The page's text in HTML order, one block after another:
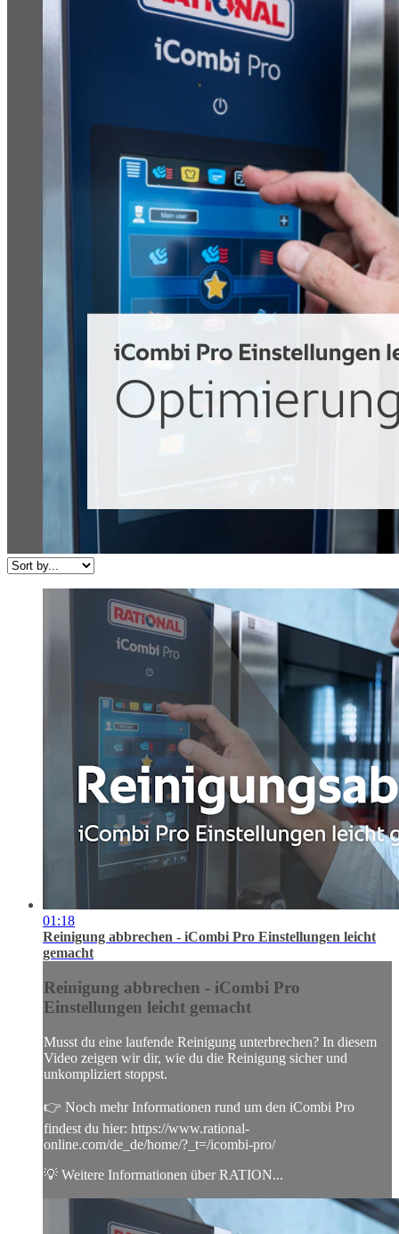
01:18
Reinigung abbrechen - iCombi Pro Einstellungen leicht
gemacht
Reinigung abbrechen - iCombi Pro
Einstellungen leicht gemacht
Musst du eine laufende Reinigung unterbrechen? In diesem
Video zeigen wir dir, wie du die Reinigung sicher und
unkompliziert stoppst.
👉 Noch mehr Informationen rund um den iCombi Pro
findest du hier: https://www.rational-
online.com/de_de/home/?_t=/icombi-pro/
💡 Weitere Informationen über RATION...